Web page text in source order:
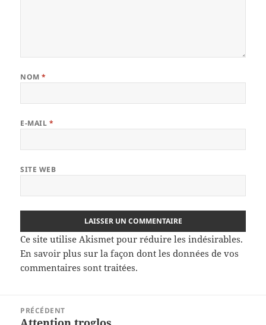
NOM*
E-MAIL *
SITE WEB
Ce site utilise Akismet pour réduire les indésirables.
En savoir plus sur la façon dont les données de vos
commentaires sont traitées.
PRÉCÉDENT